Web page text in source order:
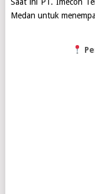
Medan untuk